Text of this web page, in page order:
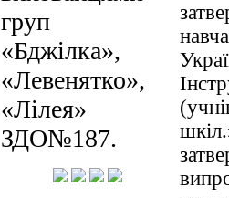
груп
«Бджілка»,
«Левенятко»,
«Лілея»
ЗДО№187.